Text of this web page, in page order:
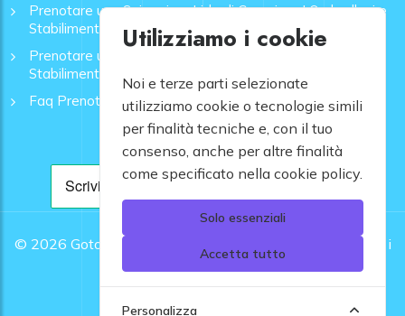
Prenotare una Spiaggia a Lido di Camaiore | Ombrelloni e
Stabilimenti - GoToMare
Prenotare una Spiaggia a Rapallo | Ombrelloni e
Stabilimenti - GoToMare
Faq Prenotazione Spiagge
© 2026 Gotomare srl - Partita IVA 12948810960 .
Tutti i
diritti riservati.
Utilizziamo i cookie
Noi e terze parti selezionate
utilizziamo cookie o tecnologie simili
per finalità tecniche e, con il tuo
consenso, anche per altre finalità
come specificato nella cookie policy.
Solo essenziali
Accetta tutto
Personalizza